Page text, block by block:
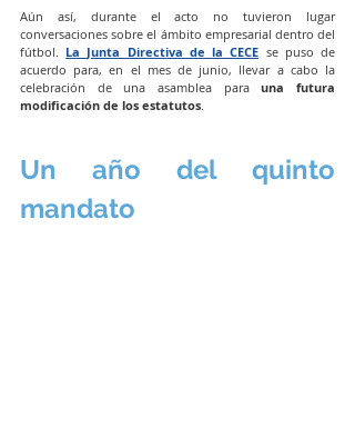
Aún así, durante el acto no tuvieron lugar
conversaciones sobre el ámbito empresarial dentro del
fútbol. La Junta Directiva de la CECE se puso de
acuerdo para, en el mes de junio, llevar a cabo la
celebración de una asamblea para una futura
modificación de los estatutos
Un año del quinto
mandato